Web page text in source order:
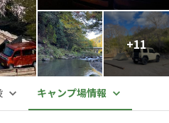
+11
キャンプ場情報